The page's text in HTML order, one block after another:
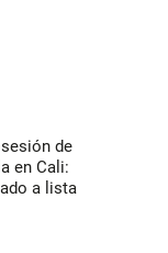
de
en Cali:
a lista